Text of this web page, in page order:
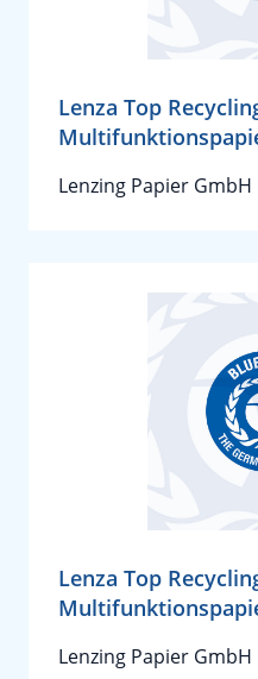
Lenza Top
Lenzing Papier GmbH
Lenza Top
Lenzing Papier GmbH